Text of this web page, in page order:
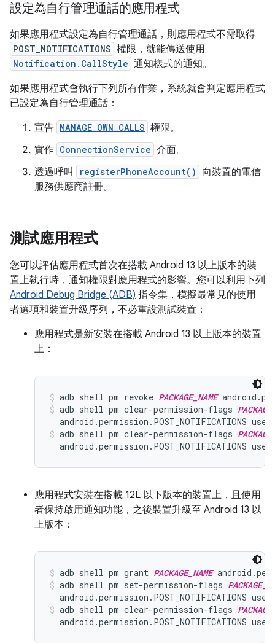
設定為自行管理通話的應用程式
如果應用程式設定為自行管理通話，則應用程式不需取得
POST_NOTIFICATIONS 權限，就能傳送使用
Notification.CallStyle 通知樣式的通知。
如果應用程式會執行下列所有作業，系統就會判定應用程式
已設定為自行管理通話：
宣告 MANAGE_OWN_CALLS 權限。
實作 ConnectionService 介面。
透過呼叫
registerPhoneAccount()
向裝置的電信
服務供應商註冊。
測試應用程式
您可以評估應用程式首次在搭載 Android 13 以上版本的裝
置上執行時，通知權限對應用程式的影響。您可以利用下列
Android Debug Bridge (ADB) 指令集，模擬最常見的使用
者選項和裝置升級序列，不必重設測試裝置：
應用程式是新安裝在搭載 Android 13 以上版本的裝置
上：
adb shell pm revoke PACKAGE_NAME
adb shell pm clear-permission-flags
android.permission.POST_NOTIFICATIONS
adb shell pm clear-permission-flags
android.permission.POST_NOTIFICATIONS
應用程式安裝在搭載 12L 以下版本的裝置上，且使用
者保持啟用通知功能，之後裝置升級至 Android 13 以
上版本：
adb shell pm grant PACKAGE_NAME
adb shell pm set-permission-flags
android.permission.POST_NOTIFICATIONS
adb shell pm clear-permission-flags
android.permission.POST_NOTIFICATIONS